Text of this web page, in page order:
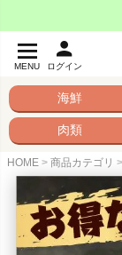
MENU ログイン
海鮮
肉類
HOME 商品カテゴリ